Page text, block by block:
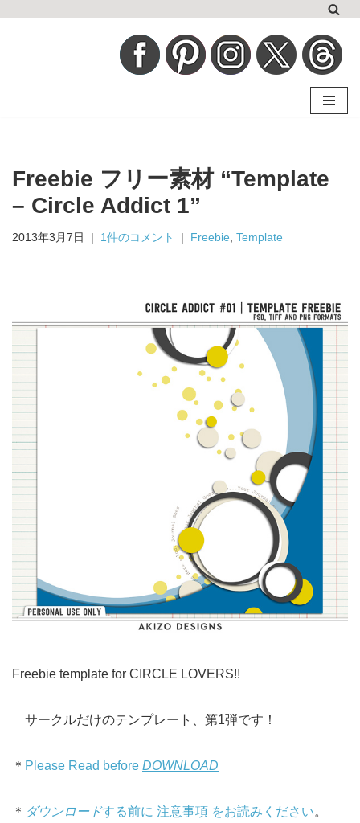
ス
プ
Freebie フリー素材 “Template
– Circle Addict 1”
2013年3月7日 1件のコメント Freebie Template
Freebie template for CIRCLE LOVERS!!
サークルだけのテンプレート、第1弾です！
＊ Please Read before DOWNLOAD
＊ ダウンロードする前に 注意事項 をお読みください。